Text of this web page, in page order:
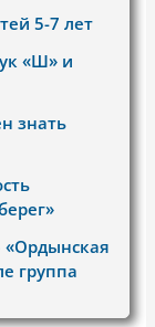
5-7 лет
«Ш» и
знать
«Ордынская
группа